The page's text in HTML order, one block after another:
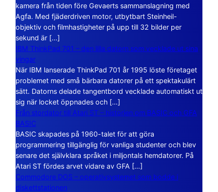
kamera från tiden före Gevaerts sammanslagning med
Agfa. Med fjäderdriven motor, utbytbart Steinheil-
objektiv och filmhastigheter på upp till 32 bilder per
sekund är […]
IBM ThinkPad 701 – den lilla datorn som vecklade ut sina
vingar
När IBM lanserade ThinkPad 701 år 1995 löste företaget
problemet med små bärbara datorer på ett spektakulärt
sätt. Datorns delade tangentbord vecklade automatiskt ut
sig när locket öppnades och […]
Från stordator till Atari ST – historien om BASIC och GFA
BASIC
BASIC skapades på 1960-talet för att göra
programmering tillgänglig för vanliga studenter och blev
senare det självklara språket i miljontals hemdatorer. På
Atari ST fördes arvet vidare av GFA […]
Commodore DOS – operativsystemet som bodde i
diskettstationen